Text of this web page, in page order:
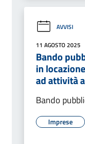
AVVISI
11 AGOSTO 2025
Bando
in
ad attività
Bando
Imprese